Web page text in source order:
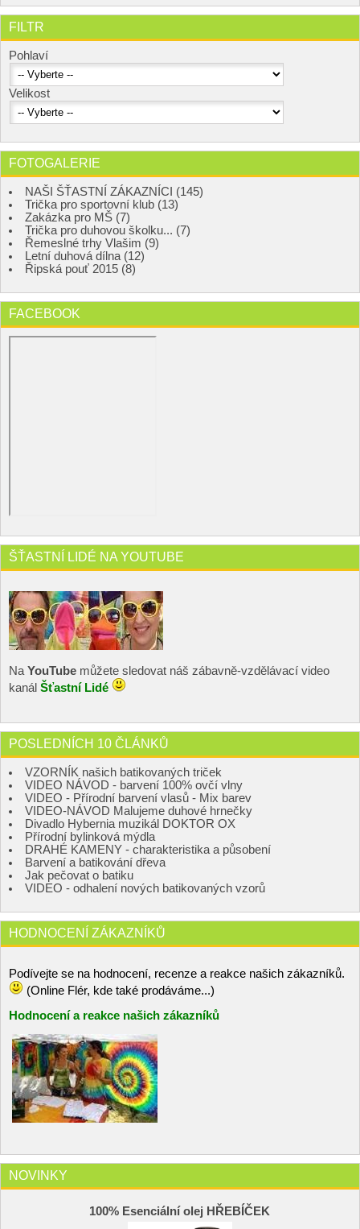
FILTR
Pohlaví
Velikost
FOTOGALERIE
NAŠI ŠŤASTNÍ ZÁKAZNÍCI (145)
Trička pro sportovní klub (13)
Zakázka pro MŠ (7)
Trička pro duhovou školku... (7)
Řemeslné trhy Vlašim (9)
Letní duhová dílna (12)
Řipská pouť 2015 (8)
FACEBOOK
ŠŤASTNÍ LIDÉ NA YOUTUBE
Na YouTube můžete sledovat náš zábavně-vzdělávací video
kanál Šťastní Lidé
POSLEDNÍCH 10 ČLÁNKŮ
VZORNÍK našich batikovaných triček
VIDEO NÁVOD - barvení 100% ovčí vlny
VIDEO - Přírodní barvení vlasů - Mix barev
VIDEO-NÁVOD Malujeme duhové hrnečky
Divadlo Hybernia muzikál DOKTOR OX
Přírodní bylinková mýdla
DRAHÉ KAMENY - charakteristika a působení
Barvení a batikování dřeva
Jak pečovat o batiku
VIDEO - odhalení nových batikovaných vzorů
HODNOCENÍ ZÁKAZNÍKŮ
Podívejte se na hodnocení, recenze a reakce našich zákazníků.
(Online Flér, kde také prodáváme...)
Hodnocení a reakce našich zákazníků
NOVINKY
100% Esenciální olej HŘEBÍČEK